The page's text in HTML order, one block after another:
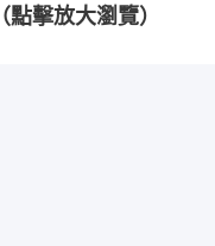
（點擊放大瀏覽）